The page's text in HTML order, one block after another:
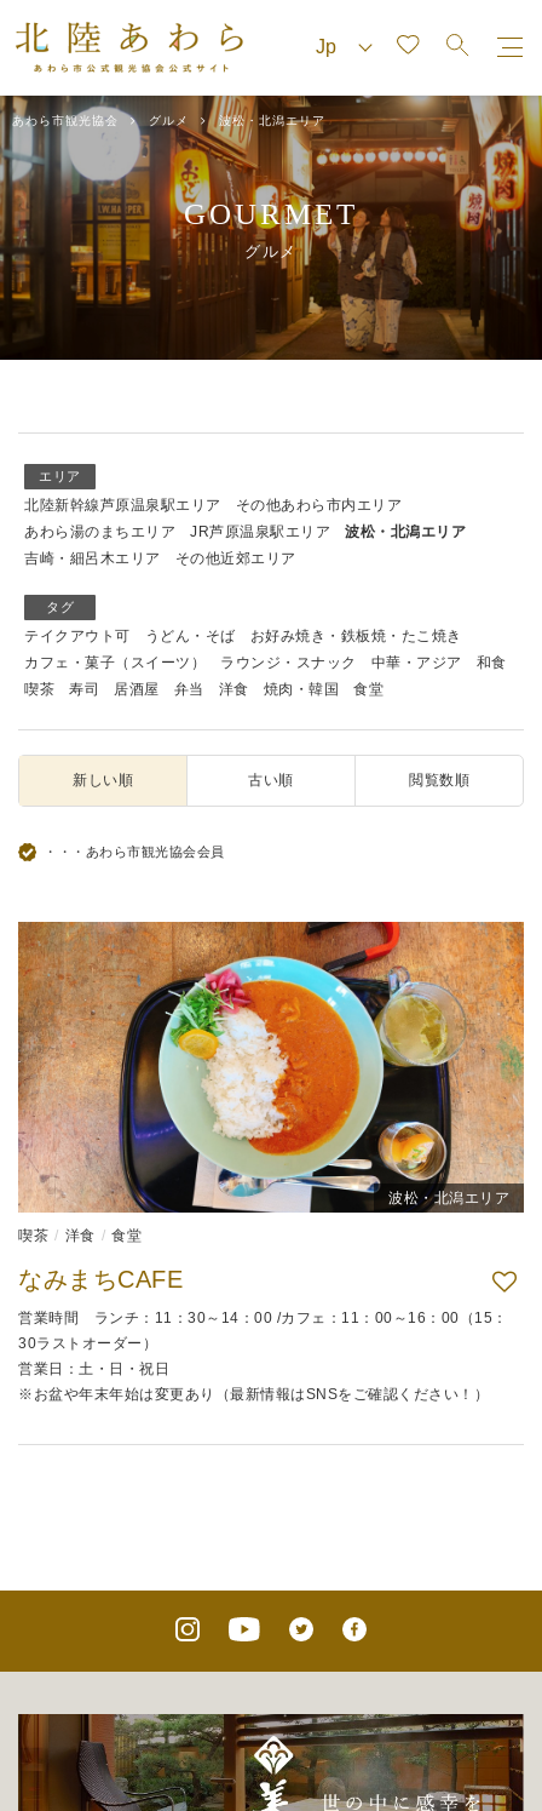
あわら市観光協会 グルメ 波松・北潟エリア
GOURMET
グルメ
エリア
北陸新幹線芦原温泉駅エリア
その他あわら市内エリア
あわら湯のまちエリア
JR芦原温泉駅エリア
波松・北潟エリア
吉崎・細呂木エリア
その他近郊エリア
タグ
テイクアウト可 うどん・そば
お好み焼き・鉄板焼・たこ焼き
カフェ・菓子（スイーツ）
ラウンジ・スナック 中華・アジア
和食
喫茶
寿司 居酒屋 弁当 洋食 焼肉・韓国 食堂
新しい順 古い順 閲覧数順
・・・あわら市観光協会会員
波松・北潟エリア
喫茶 洋食 食堂
なみまちCAFE
営業時間 ランチ：11：30～14：00 /カフェ：11：00～16：00（15：
30ラストオーダー）
営業日：土・日・祝日
※お盆や年末年始は変更あり（最新情報はSNSをご確認ください！）